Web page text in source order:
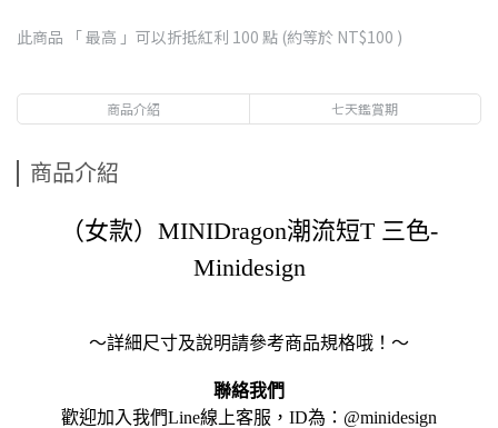
此商品 「 最高 」可以折抵紅利 100 點 (約等於 NT$100 )
商品介紹 七天鑑賞期
商品介紹
（女款）MINIDragon潮流短T 三色-
Minidesign
～詳細尺寸及說明請參考商品規格哦！～
聯絡我們
歡迎加入我們Line線上客服，ID為：@minidesign